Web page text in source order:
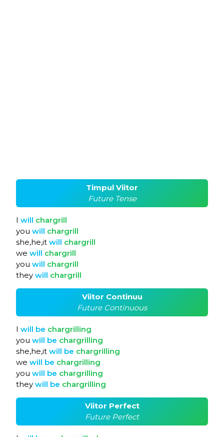
Timpul Viitor
Future Tense
I will chargrill
you will chargrill
she,he,it will chargrill
we will chargrill
you will chargrill
they will chargrill
Viitor Continuu
Future Continuous
I will be chargrilling
you will be chargrilling
she,he,it will be chargrilling
we will be chargrilling
you will be chargrilling
they will be chargrilling
Viitor Perfect
Future Perfect